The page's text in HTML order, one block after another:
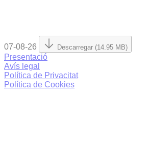
07-08-26 Descarregar (14.95 MB)
Presentació
Avís legal
Política de Privacitat
Política de Cookies